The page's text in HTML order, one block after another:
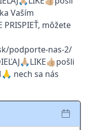
Vaším
môžete
podporte-nas-2/
nech sa nás